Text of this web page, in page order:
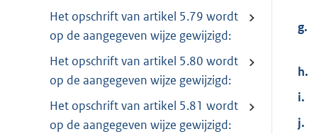
Het opschrift van artikel 5.79 wordt
op de aangegeven wijze gewijzigd:
Het opschrift van artikel 5.80 wordt
op de aangegeven wijze gewijzigd:
Het opschrift van artikel 5.81 wordt
op de aangegeven wijze gewijzigd:
g.
h.
i.
j.